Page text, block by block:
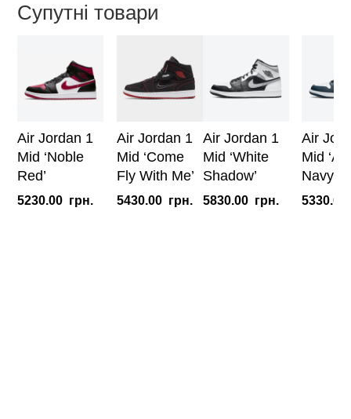
кількість
Супутні товари
Air Jordan 1
Mid ‘Noble
Red’
5230.00 грн.
Air Jordan 1
Mid ‘Come
Fly With Me’
5430.00 грн.
Air Jordan 1
Mid ‘White
Shadow’
5830.00 грн.
Air
Mid
Navy’
5330.00